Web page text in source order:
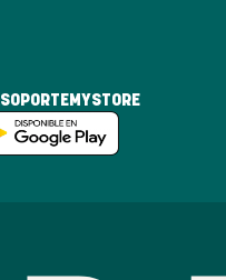
SOPORTEMYSTORE